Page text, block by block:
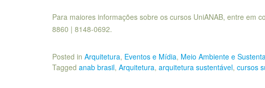
Para maiores informações sobre os cursos UniANAB, entre em
8860 | 8148-0692.
Posted in Arquitetura, Eventos e Mídia, Meio Ambiente e
Tagged anab brasil, Arquitetura, arquitetura sustentável, cursos